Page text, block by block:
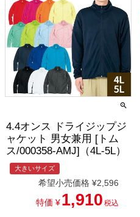
4.4オンス ドライジップジ
ャケット 男女兼用 [トム
ス/000358-AMJ]（4L-5L）
大きいサイズ
希望小売価格 ¥2,596
特価 ¥ 1,910 税込